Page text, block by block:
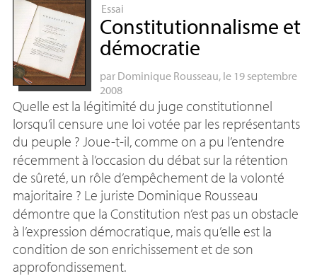
Essai
Constitutionnalisme et
démocratie
par Dominique Rousseau, le 19 septembre
2008
Quelle est la légitimité du juge constitutionnel
lorsqu’il censure une loi votée par les représentants
du peuple ? Joue-t-il, comme on a pu l’entendre
récemment à l’occasion du débat sur la rétention
de sûreté, un rôle d’empêchement de la volonté
majoritaire ? Le juriste Dominique Rousseau
démontre que la Constitution n’est pas un obstacle
à l’expression démocratique, mais qu’elle est la
condition de son enrichissement et de son
approfondissement.